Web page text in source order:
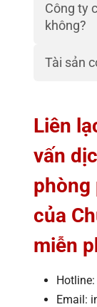
Công ty
không?
Tài sản
Liên
vấn
phòng
của
miễn
Email: